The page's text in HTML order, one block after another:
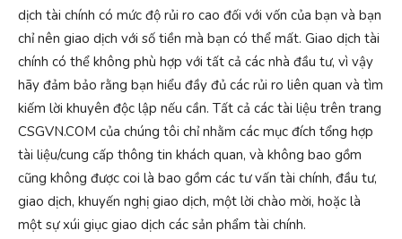
dịch tài chính có mức độ rủi ro cao đối với vốn của bạn và bạn
chỉ nên giao dịch với số tiền mà bạn có thể mất. Giao dịch tài
chính có thể không phù hợp với tất cả các nhà đầu tư, vì vậy
hãy đảm bảo rằng bạn hiểu đầy đủ các rủi ro liên quan và tìm
kiếm lời khuyên độc lập nếu cần. Tất cả các tài liệu trên trang
CSGVN.COM của chúng tôi chỉ nhằm các mục đích tổng hợp
tài liệu/cung cấp thông tin khách quan, và không bao gồm
cũng không được coi là bao gồm các tư vấn tài chính, đầu tư,
giao dịch, khuyến nghị giao dịch, một lời chào mời, hoặc là
một sự xúi giục giao dịch các sản phẩm tài chính.